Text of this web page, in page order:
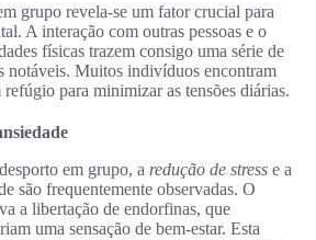
grupo revela-se um fator crucial para
A interação com outras pessoas e o
físicas trazem consigo uma série de
notáveis. Muitos indivíduos encontram
para minimizar as tensões diárias.
em grupo, a redução de stress e a
são frequentemente observadas. O
a libertação de endorfinas, que
uma sensação de bem-estar. Esta